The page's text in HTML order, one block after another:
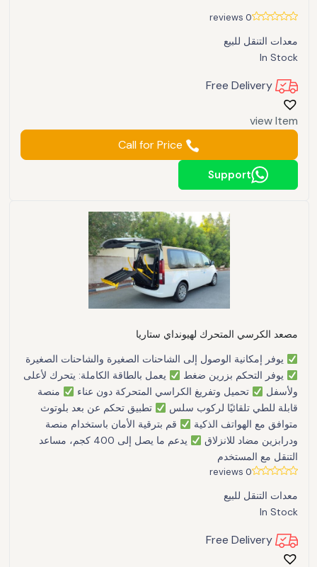
0 reviews
معدات التنقل للبيع
In Stock
Free Delivery
view Item
Support
مصعد الكرسي المتحرك لهيونداي ستاريا
يوفر إمكانية الوصول إلى الشاحنات الصغيرة والشاحنات الصغيرة
يوفر التحكم بزرين ضغط
يعمل بالطاقة الكاملة: يتحرك لأعلى
ولأسفل
تحميل وتفريغ الكراسي المتحركة دون عناء
منصة
قابلة للطي تلقائيًا لركوب سلس
تطبيق تحكم عن بعد بلوتوث
متوافق مع الهواتف الذكية
قم بترقية الأمان باستخدام منصة
ودرابزين مضاد للانزلاق
يدعم ما يصل إلى 400 كجم، مساعد
التنقل مع المستخدم
0 reviews
معدات التنقل للبيع
In Stock
Free Delivery